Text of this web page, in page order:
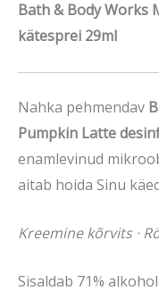
Bath & Body Works
kätesprei 29ml
Nahka pehmendav
Pumpkin Latte
enamlevinud
aitab hoida Sinu
Kreemine kõrvits ·
Sisaldab 71%